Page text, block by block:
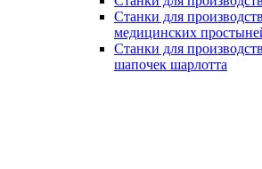
Станки для
медицинских
Станки для
шапочек шарлотта